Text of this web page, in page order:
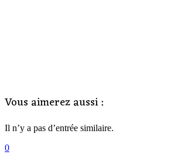
Vous aimerez aussi :
Il n’y a pas d’entrée similaire.
0